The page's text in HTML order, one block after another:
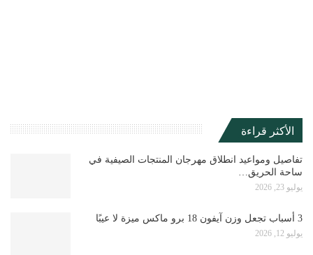
الأكثر قراءة
تفاصيل ومواعيد انطلاق مهرجان المنتجات الصيفية في
ساحة الحريق…
يوليو 23, 2026
3 أسباب تجعل وزن آيفون 18 برو ماكس ميزة لا عيبًا
يوليو 12, 2026